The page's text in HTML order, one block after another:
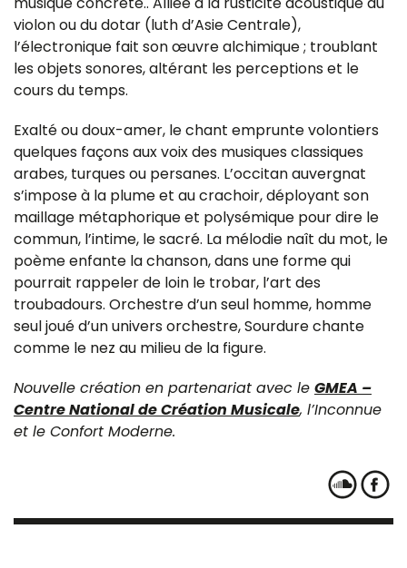
violon ou du dotar (luth d’Asie Centrale),
l’électronique fait son œuvre alchimique ; troublant
les objets sonores, altérant les perceptions et le
cours du temps.
Exalté ou doux-amer, le chant emprunte volontiers
quelques façons aux voix des musiques classiques
arabes, turques ou persanes. L’occitan auvergnat
s’impose à la plume et au crachoir, déployant son
maillage métaphorique et polysémique pour dire le
commun, l’intime, le sacré. La mélodie naît du mot, le
poème enfante la chanson, dans une forme qui
pourrait rappeler de loin le trobar, l’art des
troubadours. Orchestre d’un seul homme, homme
seul joué d’un univers orchestre, Sourdure chante
comme le nez au milieu de la figure.
Nouvelle création en partenariat avec le GMEA –
Centre National de Création Musicale, l’Inconnue
et le Confort Moderne.